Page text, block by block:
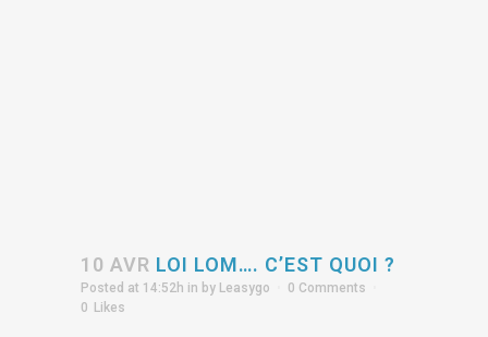
10 AVR LOI LOM…. C’EST QUOI ?
Posted at 14:52h in by Leasygo
0 Comments
0 Likes